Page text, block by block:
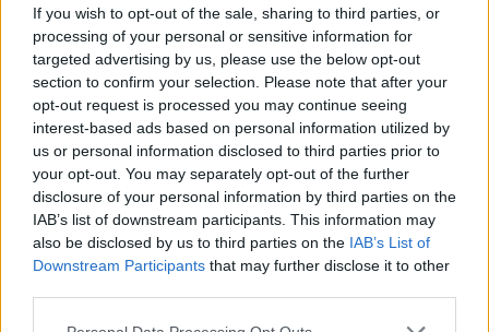
If you wish to opt-out of the sale, sharing to third parties, or
processing of your personal or sensitive information for
targeted advertising by us, please use the below opt-out
section to confirm your selection. Please note that after your
opt-out request is processed you may continue seeing
interest-based ads based on personal information utilized by
us or personal information disclosed to third parties prior to
your opt-out. You may separately opt-out of the further
disclosure of your personal information by third parties on the
IAB’s list of downstream participants. This information may
also be disclosed by us to third parties on the IAB’s List of
Downstream Participants that may further disclose it to other
Το Στόουνγουολ έγινε το σύμβολο αντίστασης
στις κοινωνικές και πολιτικές διακρίσεις και
σφυρηλάτησε την αλληλεγγύη μεταξύ των
διάφορωνομοφυλοφιλικών ομάδων.
Παράλληλα αποτέλεσε τον καταλύτη για μια νέα
γενιά ριζοσπαστικού πολιτικού και κοινωνικού
ακτιβισμού, που ξεκίνησε από τις ΗΠΑ και
απλώθηκε σε πολλές χώρες του κόσμου.